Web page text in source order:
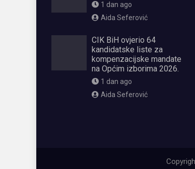
1 dan ago
Aida Seferović
CIK BiH ovjerio 64
kandidatske liste za
kompenzacijske mandate
na Općim izborima 2026.
1 dan ago
Aida Seferović